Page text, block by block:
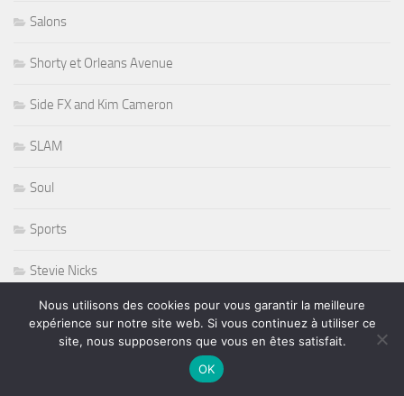
Salons
Shorty et Orleans Avenue
Side FX and Kim Cameron
SLAM
Soul
Sports
Stevie Nicks
Sting
Nous utilisons des cookies pour vous garantir la meilleure
expérience sur notre site web. Si vous continuez à utiliser ce
site, nous supposerons que vous en êtes satisfait.
OK